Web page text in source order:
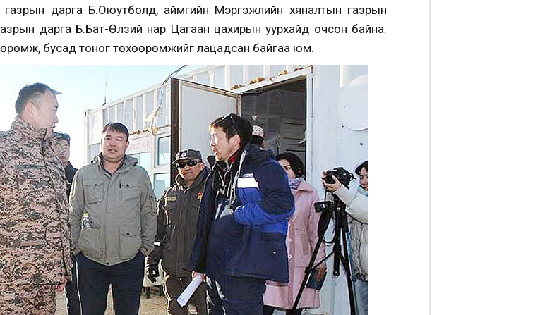
газрын дарга Б.Оюутболд, аймгийн Мэргэжлийн хяналтын газрын
дарга Б.Бат-Өлзий нар Цагаан цахирын уурхайд очсон байна.
бусад тоног төхөөрөмжийг лацадсан байгаа юм.